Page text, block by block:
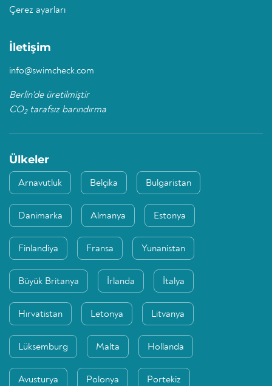
Çerez ayarları
İletişim
info@swimcheck.com
Berlin'de üretilmiştir
CO2tarafsız barındırma
Ülkeler
Arnavutluk Belçika Bulgaristan
Danimarka Almanya Estonya
Finlandiya Fransa Yunanistan
Büyük Britanya İrlanda İtalya
Hırvatistan Letonya Litvanya
Lüksemburg Malta Hollanda
Avusturya Polonya Portekiz